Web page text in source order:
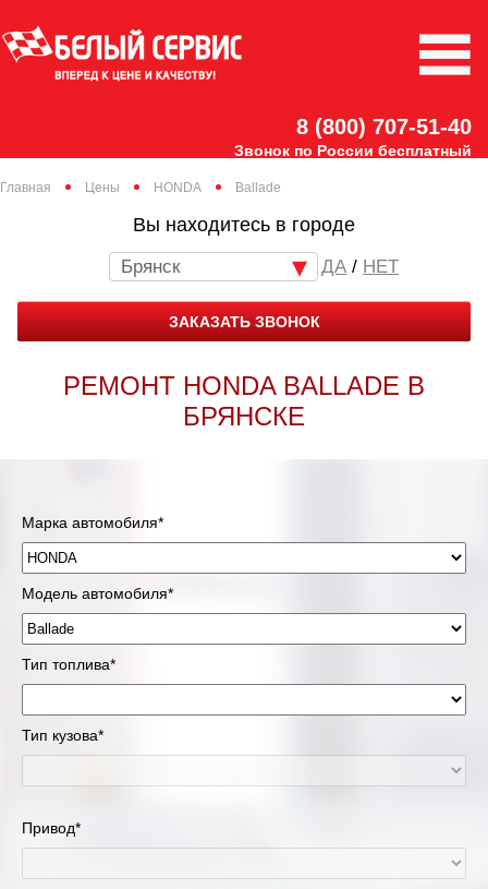
8 (800) 707-51-40
Звонок по России бесплатный
Главная Цены HONDA Ballade
Вы находитесь в городе
Брянск / НЕТ
ЗАКАЗАТЬ ЗВОНОК
РЕМОНТ HONDA BALLADE В
БРЯНСКЕ
Марка автомобиля*
Модель автомобиля*
Тип топлива*
Тип кузова*
Привод*